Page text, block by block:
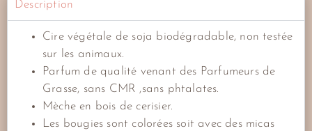
Description
Cire végétale de soja biodégradable, non testée
sur les animaux.
Parfum de qualité venant des Parfumeurs de
Grasse, sans CMR ,sans phtalates.
Mèche en bois de cerisier.
Les bougies sont colorées soit avec des micas